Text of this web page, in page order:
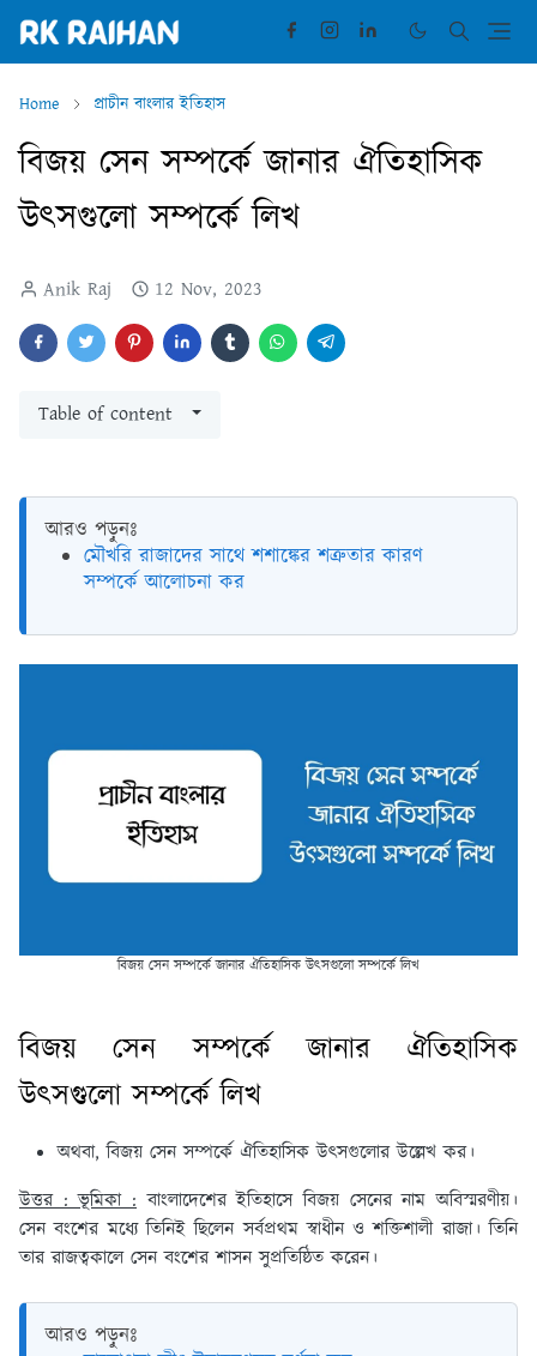
Home প্রাচীন বাংলার ইতিহাস
বিজয় সেন সম্পর্কে জানার ঐতিহাসিক
উৎসগুলো সম্পর্কে লিখ
Anik Raj 12 Nov, 2023
Table of content
আরও পড়ুনঃ
মৌখরি রাজাদের সাথে শশাঙ্কের শত্রুতার কারণ
সম্পর্কে আলোচনা কর
বিজয় সেন সম্পর্কে জানার ঐতিহাসিক উৎসগুলো সম্পর্কে লিখ
বিজয় সেন সম্পর্কে জানার ঐতিহাসিক
উৎসগুলো সম্পর্কে লিখ
অথবা, বিজয় সেন সম্পর্কে ঐতিহাসিক উৎসগুলোর উল্লেখ কর।
উত্তর : ভূমিকা : বাংলাদেশের ইতিহাসে বিজয় সেনের নাম অবিস্মরণীয়।
সেন বংশের মধ্যে তিনিই ছিলেন সর্বপ্রথম স্বাধীন ও শক্তিশালী রাজা। তিনি
তার রাজত্বকালে সেন বংশের শাসন সুপ্রতিষ্ঠিত করেন।
আরও পড়ুনঃ